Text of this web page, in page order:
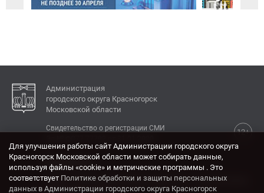
Администрация
городского округа Красногорск
Московской области
12+
Свидетельство о регистрации СМИ
КОНТАКТЫ
Адрес: 143404, Московская область, г. Красногорск,
Для улучшения работы сайт Администрации городского округа
Красногорск Московской области может собирать данные,
используя файлы «cookie» и метрические программы . Это
соответствует Политике обработки и защиты персональных
данных в Администрации городского округа Красногорск